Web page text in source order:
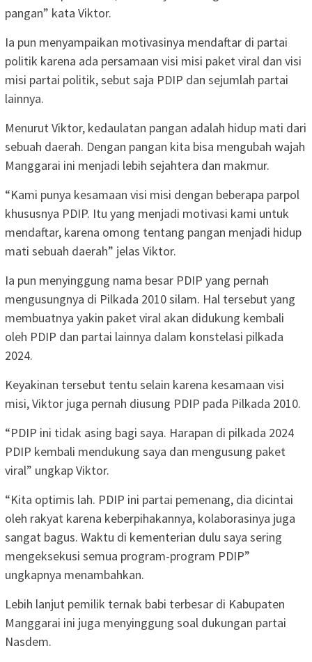
pangan” kata Viktor.
Ia pun menyampaikan motivasinya mendaftar di partai
politik karena ada persamaan visi misi paket viral dan visi
misi partai politik, sebut saja PDIP dan sejumlah partai
lainnya.
Menurut Viktor, kedaulatan pangan adalah hidup mati dari
sebuah daerah. Dengan pangan kita bisa mengubah wajah
Manggarai ini menjadi lebih sejahtera dan makmur.
“Kami punya kesamaan visi misi dengan beberapa parpol
khususnya PDIP. Itu yang menjadi motivasi kami untuk
mendaftar, karena omong tentang pangan menjadi hidup
mati sebuah daerah” jelas Viktor.
Ia pun menyinggung nama besar PDIP yang pernah
mengusungnya di Pilkada 2010 silam. Hal tersebut yang
membuatnya yakin paket viral akan didukung kembali
oleh PDIP dan partai lainnya dalam konstelasi pilkada
2024.
Keyakinan tersebut tentu selain karena kesamaan visi
misi, Viktor juga pernah diusung PDIP pada Pilkada 2010.
“PDIP ini tidak asing bagi saya. Harapan di pilkada 2024
PDIP kembali mendukung saya dan mengusung paket
viral” ungkap Viktor.
“Kita optimis lah. PDIP ini partai pemenang, dia dicintai
oleh rakyat karena keberpihakannya, kolaborasinya juga
sangat bagus. Waktu di kementerian dulu saya sering
mengeksekusi semua program-program PDIP”
ungkapnya menambahkan.
Lebih lanjut pemilik ternak babi terbesar di Kabupaten
Manggarai ini juga menyinggung soal dukungan partai
Nasdem.